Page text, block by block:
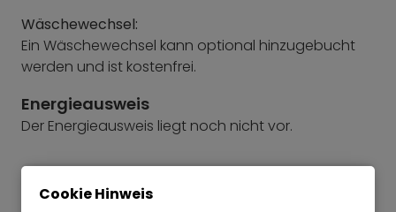
Wäschewechsel:
Ein Wäschewechsel kann optional hinzugebucht
werden und ist kostenfrei.
Energieausweis
Der Energieausweis liegt noch nicht vor.
Cookie Hinweis